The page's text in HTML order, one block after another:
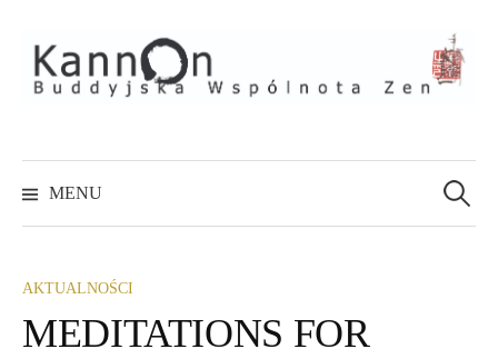
to
content
MENU
AKTUALNOŚCI
MEDITATIONS FOR